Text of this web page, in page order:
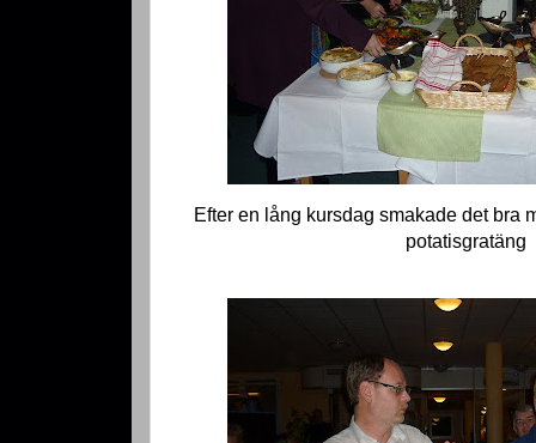
Efter en lång kursdag smakade det bra
potatisgratäng